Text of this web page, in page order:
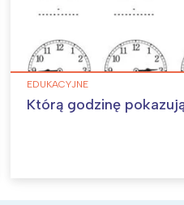
EDUKACYJNE
Którą godzinę